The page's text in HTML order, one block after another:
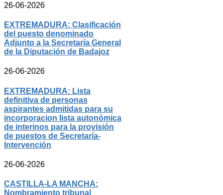
26-06-2026
EXTREMADURA: Clasificación
del puesto denominado
Adjunto a la Secretaría General
de la Diputación de Badajoz
26-06-2026
EXTREMADURA: Lista
definitiva de personas
aspirantes admitidas para su
incorporacion lista autonómica
de interinos para la provisión
de puestos de Secretaría-
Intervención
26-06-2026
CASTILLA-LA MANCHA:
Nombramiento tribunal